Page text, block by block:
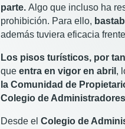
parte. Algo que incluso ha
prohibición. Para ello,
además tuviera eficacia
Los pisos turísticos, por
queentra en vigor en abril ,
la Comunidad de
Colegio de
Desde elColegio de